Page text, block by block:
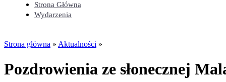
Strona Główna
Wydarzenia
Strona główna » Aktualności »
Pozdrowienia ze słonecznej